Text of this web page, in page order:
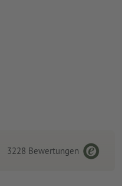
3228 Bewertungen